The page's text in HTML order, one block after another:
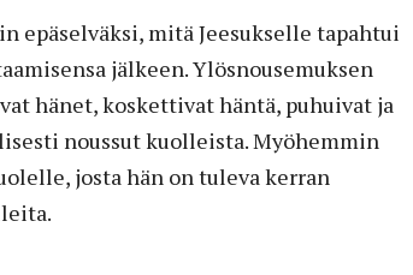
epäselväksi, mitä Jeesukselle tapahtui
jälkeen. Ylösnousemuksen
hänet, koskettivat häntä, puhuivat ja
noussut kuolleista. Myöhemmin
josta hän on tuleva kerran